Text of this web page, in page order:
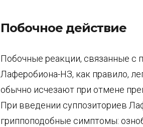
Побочное действие
Побочные реакции, связанные с
Лаферобиона-НЗ, как правило,
обычно исчезают при отмене
При введении суппозиториев
гриппоподобные симптомы: